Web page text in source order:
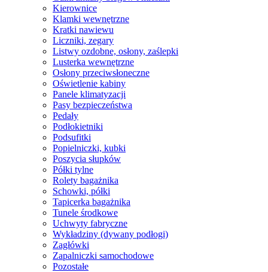
Kierownice
Klamki wewnętrzne
Kratki nawiewu
Liczniki, zegary
Listwy ozdobne, osłony, zaślepki
Lusterka wewnętrzne
Osłony przeciwsłoneczne
Oświetlenie kabiny
Panele klimatyzacji
Pasy bezpieczeństwa
Pedały
Podłokietniki
Podsufitki
Popielniczki, kubki
Poszycia słupków
Półki tylne
Rolety bagażnika
Schowki, półki
Tapicerka bagażnika
Tunele środkowe
Uchwyty fabryczne
Wykładziny (dywany podłogi)
Zagłówki
Zapalniczki samochodowe
Pozostałe